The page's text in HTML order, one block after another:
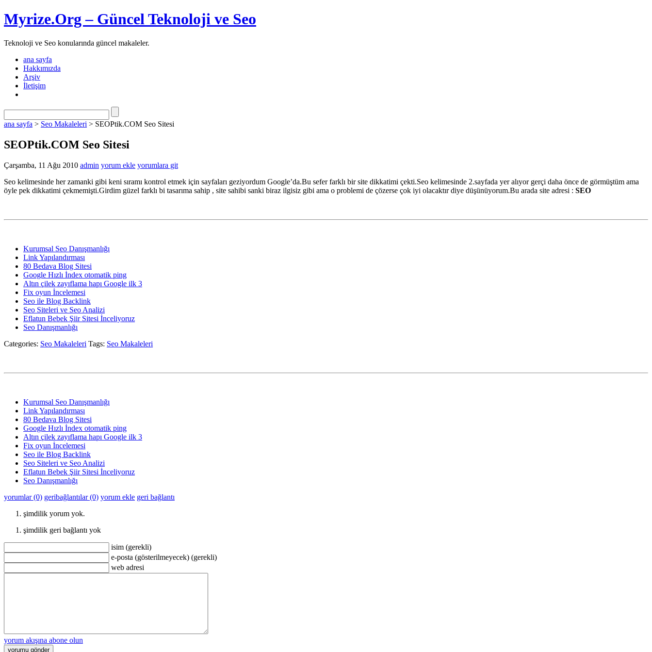
Myrize.Org – Güncel Teknoloji ve Seo
Teknoloji ve Seo konularında güncel makaleler.
ana sayfa
Hakkımızda
Arşiv
İletişim
ana sayfa > Seo Makaleleri > SEOPtik.COM Seo Sitesi
SEOPtik.COM Seo Sitesi
Çarşamba, 11 Ağu 2010 admin yorum ekle yorumlara git
Seo kelimesinde her zamanki gibi keni sıramı kontrol etmek için sayfaları geziyordum Google’da.Bu sefer farklı bir site dikkatimi çekti.Seo kelimesinde 2.sayfada yer alıyor gerçi daha önce de görmüştüm ama
öyle pek dikkatimi çekmemişti.Girdim güzel farklı bi tasarıma sahip , site sahibi sanki biraz ilgisiz gibi ama o problemi de çözerse çok iyi olacaktır diye düşünüyorum.Bu arada site adresi : SEO
Kurumsal Seo Danışmanlığı
Link Yapılandırması
80 Bedava Blog Sitesi
Google Hızlı İndex otomatik ping
Altın çilek zayıflama hapı Google ilk 3
Fix oyun İncelemesi
Seo ile Blog Backlink
Seo Siteleri ve Seo Analizi
Eflatun Bebek Şiir Sitesi İnceliyoruz
Seo Danışmanlığı
Categories: Seo Makaleleri Tags: Seo Makaleleri
Kurumsal Seo Danışmanlığı
Link Yapılandırması
80 Bedava Blog Sitesi
Google Hızlı İndex otomatik ping
Altın çilek zayıflama hapı Google ilk 3
Fix oyun İncelemesi
Seo ile Blog Backlink
Seo Siteleri ve Seo Analizi
Eflatun Bebek Şiir Sitesi İnceliyoruz
Seo Danışmanlığı
yorumlar (0) geribağlantılar (0) yorum ekle geri bağlantı
şimdilik yorum yok.
şimdilik geri bağlantı yok
isim (gerekli)
e-posta (gösterilmeyecek) (gerekli)
web adresi
yorum akışına abone olun